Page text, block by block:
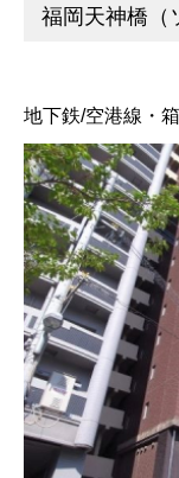
福岡天神橋（
地下鉄/空港線・